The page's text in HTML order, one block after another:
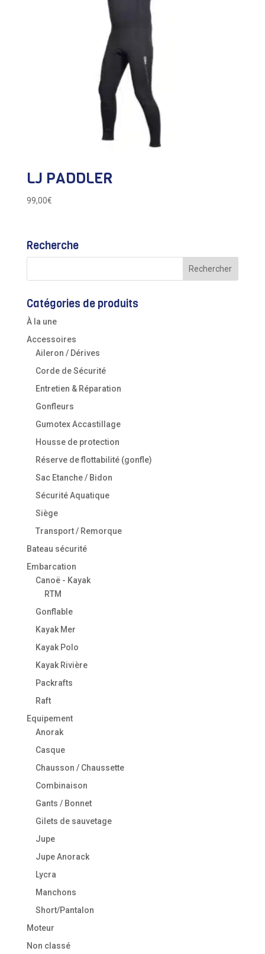
LJ PADDLER
99,00€
Recherche
Catégories de produits
À la une
Accessoires
Aileron / Dérives
Corde de Sécurité
Entretien & Réparation
Gonfleurs
Gumotex Accastillage
Housse de protection
Réserve de flottabilité (gonfle)
Sac Etanche / Bidon
Sécurité Aquatique
Siège
Transport / Remorque
Bateau sécurité
Embarcation
Canoë - Kayak
RTM
Gonflable
Kayak Mer
Kayak Polo
Kayak Rivière
Packrafts
Raft
Equipement
Anorak
Casque
Chausson / Chaussette
Combinaison
Gants / Bonnet
Gilets de sauvetage
Jupe
Jupe Anorack
Lycra
Manchons
Short/Pantalon
Moteur
Non classé